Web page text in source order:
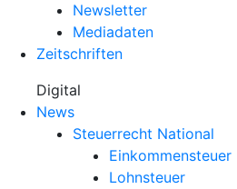
Newsletter
Mediadaten
Zeitschriften
Digital
News
Steuerrecht National
Einkommensteuer
Lohnsteuer